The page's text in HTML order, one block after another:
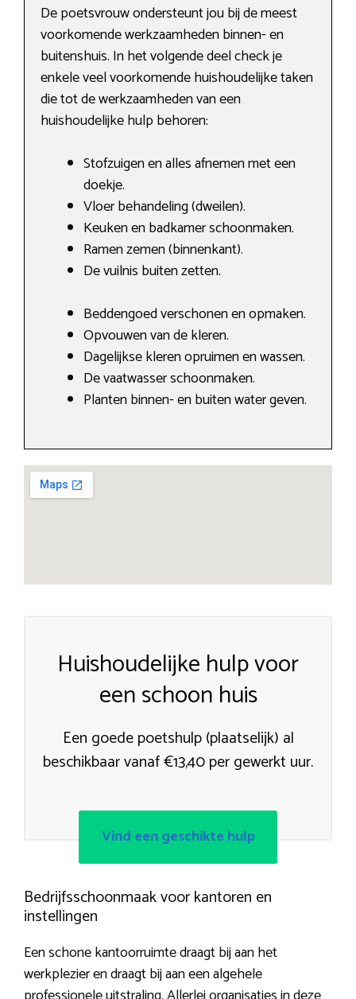
De poetsvrouw ondersteunt jou bij de meest
voorkomende werkzaamheden binnen- en
buitenshuis. In het volgende deel check je
enkele veel voorkomende huishoudelijke taken
die tot de werkzaamheden van een
huishoudelijke hulp behoren:
Stofzuigen en alles afnemen met een
doekje.
Vloer behandeling (dweilen).
Keuken en badkamer schoonmaken.
Ramen zemen (binnenkant).
De vuilnis buiten zetten.
Beddengoed verschonen en opmaken.
Opvouwen van de kleren.
Dagelijkse kleren opruimen en wassen.
De vaatwasser schoonmaken.
Planten binnen- en buiten water geven.
Huishoudelijke hulp voor
een schoon huis
Een goede poetshulp (plaatselijk) al
beschikbaar vanaf €13,40 per gewerkt uur.
Vind een geschikte hulp
Bedrijfsschoonmaak voor kantoren en
instellingen
Een schone kantoorruimte draagt bij aan het
werkplezier en draagt bij aan een algehele